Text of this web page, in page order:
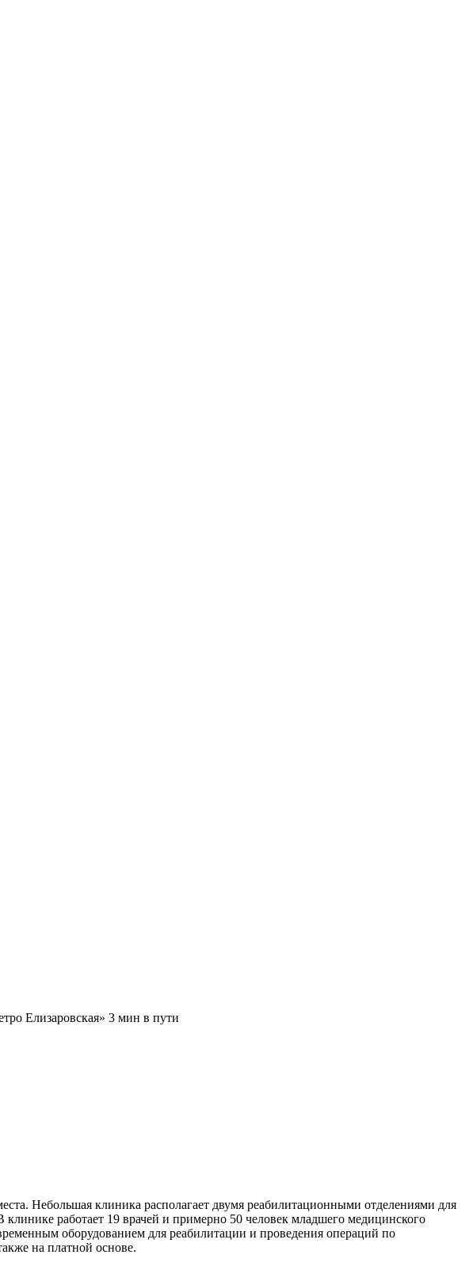
Елизаровская» 3 мин в пути
Небольшая клиника располагает двумя реабилитационными отделениями для
работает 19 врачей и примерно 50 человек младшего медицинского
оборудованием для реабилитации и проведения операций по
на платной основе.